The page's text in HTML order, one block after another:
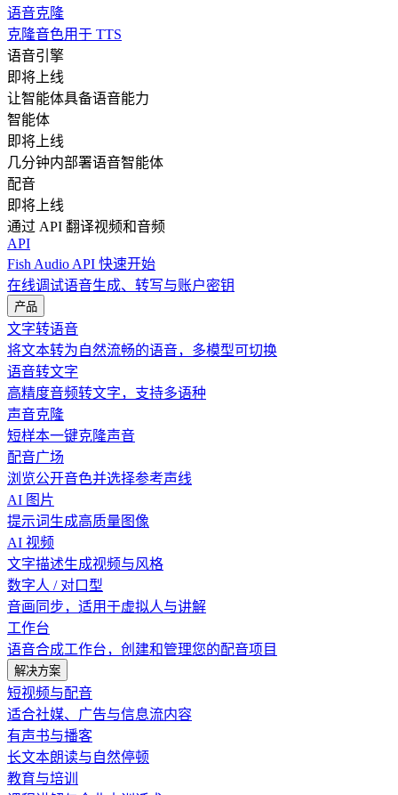
语音克隆
克隆音色用于 TTS
语音引擎
即将上线
让智能体具备语音能力
智能体
即将上线
几分钟内部署语音智能体
配音
即将上线
通过 API 翻译视频和音频
API
Fish Audio API 快速开始
在线调试语音生成、转写与账户密钥
产品
文字转语音
将文本转为自然流畅的语音，多模型可切换
语音转文字
高精度音频转文字，支持多语种
声音克隆
短样本一键克隆声音
配音广场
浏览公开音色并选择参考声线
AI 图片
提示词生成高质量图像
AI 视频
文字描述生成视频与风格
数字人 / 对口型
音画同步，适用于虚拟人与讲解
工作台
语音合成工作台，创建和管理您的配音项目
解决方案
短视频与配音
适合社媒、广告与信息流内容
有声书与播客
长文本朗读与自然停顿
教育与培训